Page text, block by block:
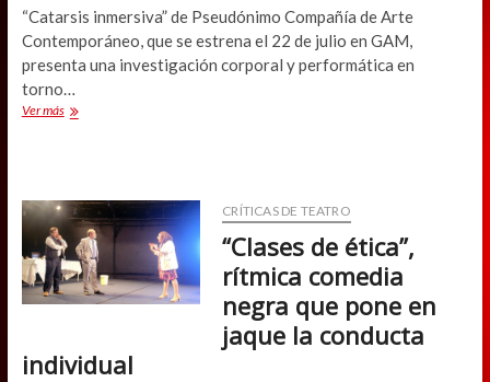
“Catarsis inmersiva” de Pseudónimo Compañía de Arte
Contemporáneo, que se estrena el 22 de julio en GAM,
presenta una investigación corporal y performática en
torno…
Ver másInstalación
catarsis
CRÍTICAS DE TEATRO
“Clases de ética”,
rítmica comedia
negra que pone en
jaque la conducta
individual